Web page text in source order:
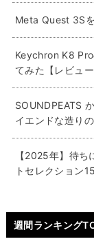
Meta Quest 3S
Keychron K8 Pro
てみた【レビュー
SOUNDPEATS
イエンドな造り
【2025年】待
トセレクション
週間ランキング